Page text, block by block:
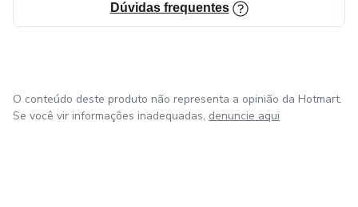
Dúvidas frequentes
O conteúdo deste produto não representa a opinião da Hotmart.
Se você vir informações inadequadas, denuncie aqui